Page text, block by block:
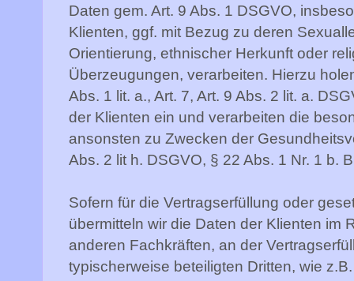
Daten gem. Art. 9 Abs. 1 DSGVO,
Klienten, ggf. mit Bezug zu deren
Orientierung, ethnischer Herkunft oder
Überzeugungen, verarbeiten. Hierzu
Abs. 1 lit. a., Art. 7, Art. 9 Abs. 2 lit. a.
der Klienten ein und verarbeiten die
ansonsten zu Zwecken der
Abs. 2 lit h. DSGVO, § 22 Abs. 1 Nr. 1 b.
Sofern für die Vertragserfüllung oder
übermitteln wir die Daten der Klienten im
anderen Fachkräften, an der
typischerweise beteiligten Dritten, wie